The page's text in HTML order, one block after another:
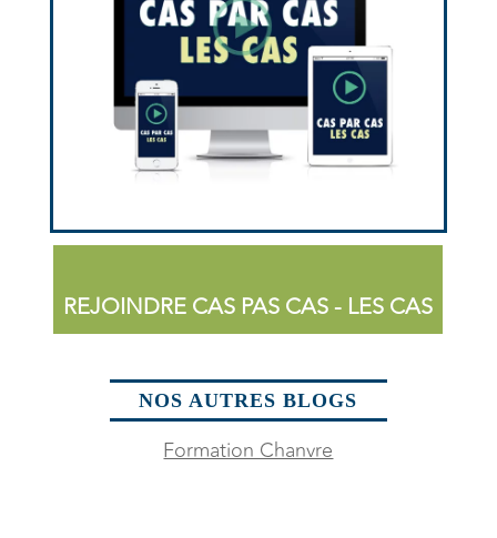
REJOINDRE CAS PAS CAS - LES CAS
NOS AUTRES BLOGS
Formation Chanvre